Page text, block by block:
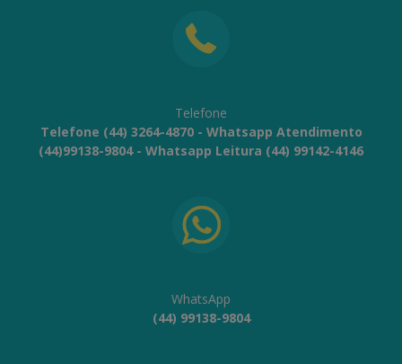
Telefone
Telefone (44) 3264-4870 - Whatsapp Atendimento
(44)99138-9804 - Whatsapp Leitura (44) 99142-4146
WhatsApp
(44) 99138-9804